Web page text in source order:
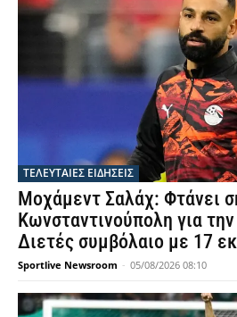
ΤΕΛΕΥΤΑΙΕΣ ΕΙΔΗΣΕΙΣ
Μοχάμεντ Σαλάχ: Φτάνει
Κωνσταντινούπολη για
Διετές συμβόλαιο με 17
Sportlive Newsroom - 05/08/2026 08:10